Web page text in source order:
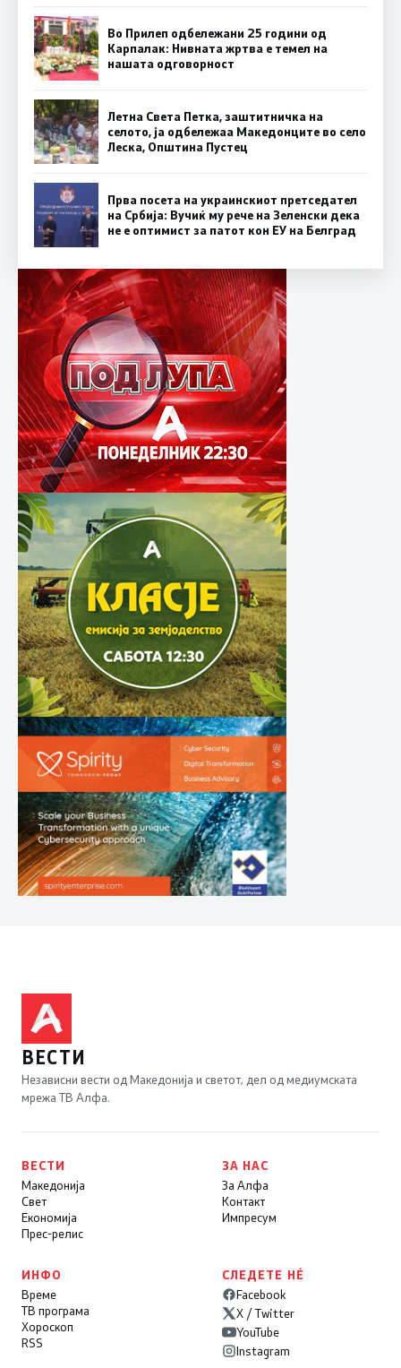
Во Прилеп одбележани 25 години од
Карпалак: Нивната жртва е темел на
нашата одговорност
Летна Света Петка, заштитничка на
селото, ја одбележаа Македонците во село
Леска, Општина Пустец
Прва посета на украинскиот претседател
на Србија: Вучиќ му рече на Зеленски дека
не е оптимист за патот кон ЕУ на Белград
ВЕСТИ
Независни вести од Македонија и светот, дел од медиумската
мрежа ТВ Алфа.
ВЕСТИ
Македонија
Свет
Економија
Прес-релис
ЗА НАС
За Алфа
Контакт
Импресум
ИНФО
Време
ТВ програма
Хороскоп
RSS
СЛЕДЕТЕ НÉ
Facebook
X / Twitter
YouTube
Instagram